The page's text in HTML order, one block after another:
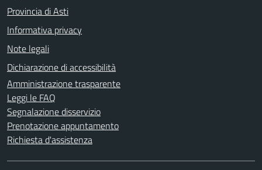
Provincia di Asti
Informativa privacy
Note legali
Dichiarazione di accessibilità
Amministrazione trasparente
Leggi le FAQ
Segnalazione disservizio
Prenotazione appuntamento
Richiesta d'assistenza